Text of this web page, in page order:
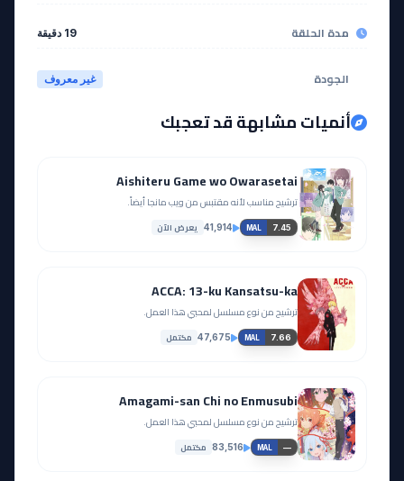
مدة الحلقة 19 دقيقة
الجودة غير معروف
أنميات مشابهة قد تعجبك
Aishiteru Game wo Owarasetai
ترشيح مناسب لأنه مقتبس من ويب مانجا أيضاً.
MAL 7.45
41,914 يعرض الآن
ACCA: 13-ku Kansatsu-ka
ترشيح من نوع مسلسل لمحبي هذا العمل.
MAL 7.66
47,675 مكتمل
Amagami-san Chi no Enmusubi
ترشيح من نوع مسلسل لمحبي هذا العمل.
MAL —
83,516 مكتمل